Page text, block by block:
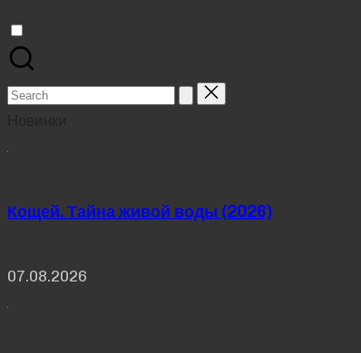
Search
Кощей. Тайна живой воды (2026)
07.08.2026